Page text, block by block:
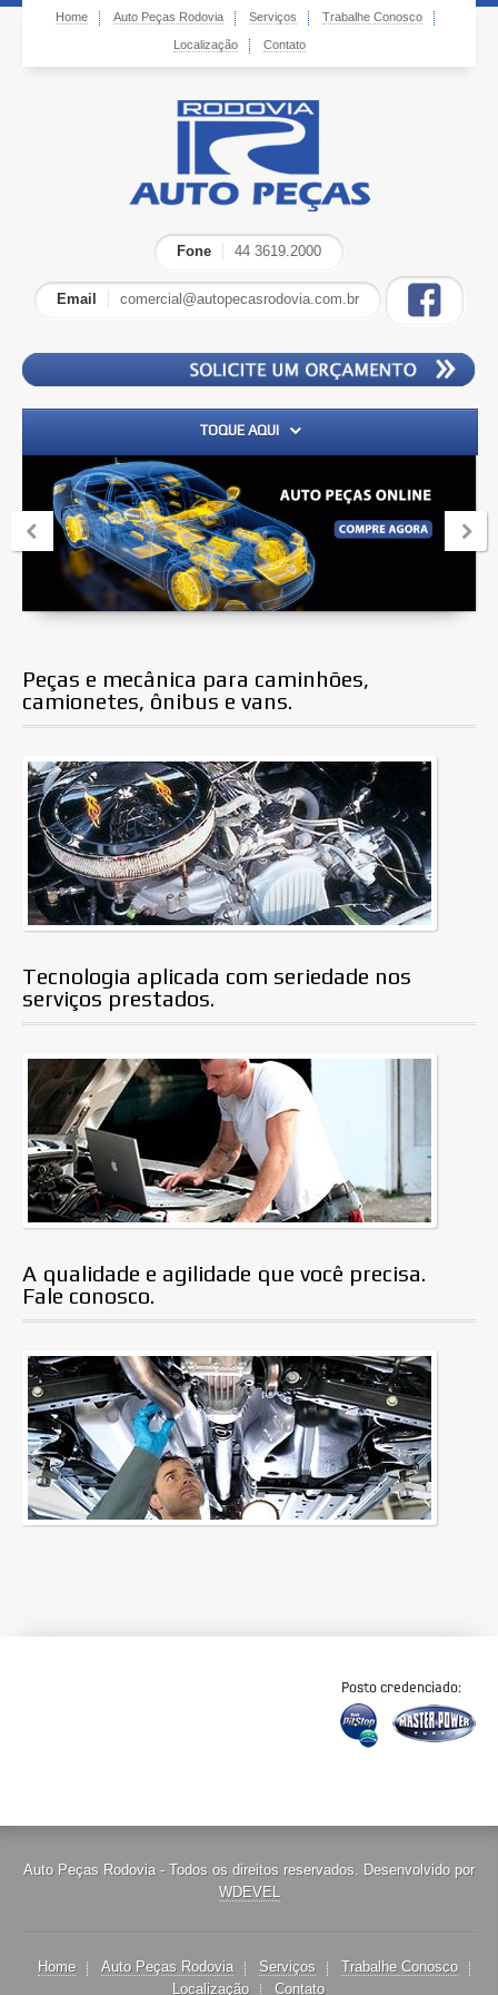
Home Auto Peças Rodovia Serviços Trabalhe Conosco
Localização Contato
Fone 44 3619.2000
Email comercial@autopecasrodovia.com.br
TOQUE AQUI
Home
Auto Peças Rodovia
Serviços
Localização
Contato
Peças e mecânica para caminhões,
camionetes, ônibus e vans.
Tecnologia aplicada com seriedade nos
serviços prestados.
A qualidade e agilidade que você precisa.
Fale conosco.
Auto Peças Rodovia - Todos os direitos reservados. Desenvolvido por
WDEVEL
Home Auto Peças Rodovia Serviços
Trabalhe Conosco
Localização
Contato